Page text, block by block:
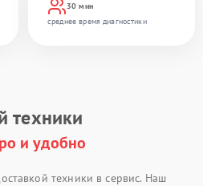
30 мин
среднее время диагностики
техники
и удобно
техники в сервис. Наш